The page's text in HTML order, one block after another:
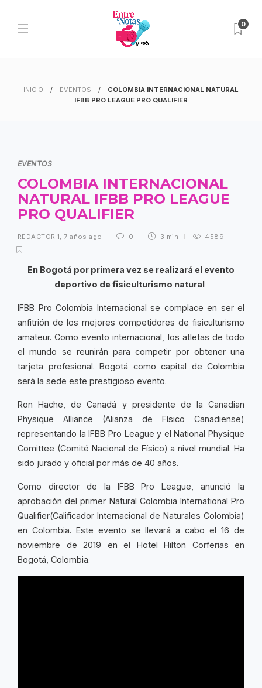
0
INICIO EVENTOS
COLOMBIA INTERNACIONAL NATURAL
IFBB PRO LEAGUE PRO QUALIFIER
EVENTOS
COLOMBIA INTERNACIONAL
NATURAL IFBB PRO LEAGUE
PRO QUALIFIER
REDACTOR 1, 7 años ago 0 3 min 4589
En Bogotá por primera vez se realizará el evento
deportivo de fisiculturismo natural
IFBB Pro Colombia Internacional se complace en ser el
anfitrión de los mejores competidores de fisiculturismo
amateur. Como evento internacional, los atletas de todo
el mundo se reunirán para competir por obtener una
tarjeta profesional. Bogotá como capital de Colombia
será la sede este prestigioso evento.
Ron Hache, de Canadá y presidente de la Canadian
Physique Alliance (Alianza de Físico Canadiense)
representando la IFBB Pro League y el National Physique
Comittee (Comité Nacional de Físico) a nivel mundial. Ha
sido jurado y oficial por más de 40 años.
Como director de la IFBB Pro League, anunció la
aprobación del primer Natural Colombia International Pro
Qualifier(Calificador Internacional de Naturales Colombia)
en Colombia. Este evento se llevará a cabo el 16 de
noviembre de 2019 en el Hotel Hilton Corferias en
Bogotá, Colombia.